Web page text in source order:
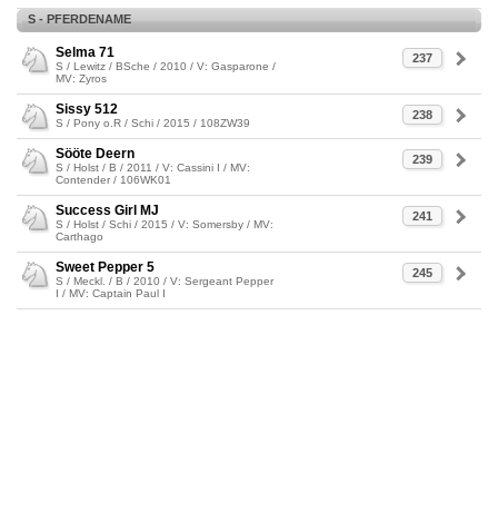
S - PFERDENAME
237
Selma 71
S / Lewitz / BSche / 2010 / V: Gasparone /
MV: Zyros
238
Sissy 512
S / Pony o.R / Schi / 2015 / 108ZW39
239
Sööte Deern
S / Holst / B / 2011 / V: Cassini I / MV:
Contender / 106WK01
241
Success Girl MJ
S / Holst / Schi / 2015 / V: Somersby / MV:
Carthago
245
Sweet Pepper 5
S / Meckl. / B / 2010 / V: Sergeant Pepper
I / MV: Captain Paul I